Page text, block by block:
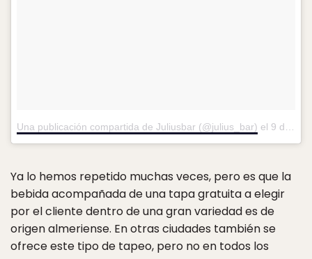
Una publicación compartida de Juliusbar (@julius_bar) el 9 de Dic de 2015 a la(s) 7:15 PST
Ya lo hemos repetido muchas veces, pero es que la
bebida acompañada de una tapa gratuita a elegir
por el cliente dentro de una gran variedad es de
origen almeriense. En otras ciudades también se
ofrece este tipo de tapeo, pero no en todos los